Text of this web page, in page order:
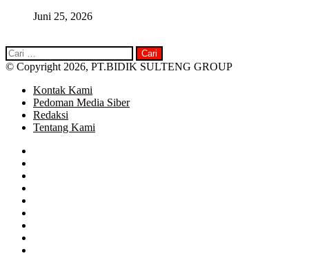
Juni 25, 2026
Cari
untuk:
© Copyright 2026, PT.BIDIK SULTENG GROUP
Kontak Kami
Pedoman Media Siber
Redaksi
Tentang Kami